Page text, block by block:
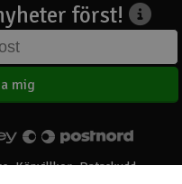
först!
mig
Köpvillkor Dataskydd